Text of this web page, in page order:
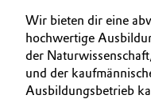
Building,
Catalysts
BVB Partnership
History
Structure &
Wir bieten dir eine
hochwertige
der
und der
Ausbildungsbetrieb